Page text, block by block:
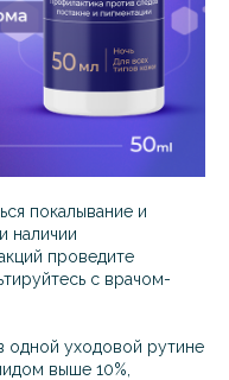
покалывание и
наличии
проведите
с врачом-
одной уходовой рутине
выше 10%,